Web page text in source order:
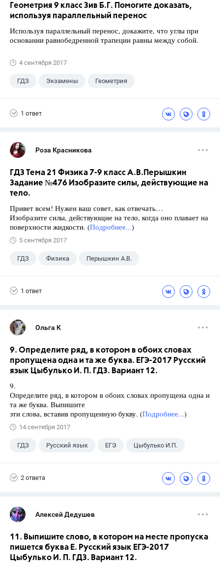
Геометрия 9 класс Зив Б.Г. Помогите доказать,
используя параллельный перенос
Используя параллельный перенос, докажите, что углы при
основании равнобедренной трапеции равны между собой.
4 сентября 2017
ГДЗ Экзамены Геометрия
1 ответ
Роза Красникова
ГДЗ Тема 21 Физика 7-9 класс А.В.Перышкин
Задание №476 Изобразите силы, действующие на
тело.
Привет всем! Нужен ваш совет, как отвечать…
Изобразите силы, действующие на тело, когда оно плавает на
поверхности жидкости. (Подробнее...)
5 сентября 2017
ГДЗ Физика Перышкин А.В.
1 ответ
Ольга К
9. Определите ряд, в котором в обоих словах
пропущена одна и та же буква. ЕГЭ-2017 Русский
язык Цыбулько И. П. ГДЗ. Вариант 12.
9.
Определите ряд, в котором в обоих словах пропущена одна и
та же буква. Выпишите
эти слова, вставив пропущенную букву. (Подробнее...)
14 сентября 2017
ГДЗ Русский язык ЕГЭ Цыбулько И.П.
2 ответа
Алексей Дедушев
11. Выпишите слово, в котором на месте пропуска
пишется буква Е. Русский язык ЕГЭ-2017
Цыбулько И. П. ГДЗ. Вариант 12.